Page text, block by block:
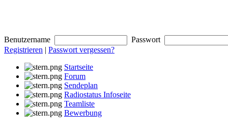
Benutzername
Passwort
Registrieren | Passwort vergessen?
Startseite
Forum
Sendeplan
Radiostatus Infoseite
Teamliste
Bewerbung